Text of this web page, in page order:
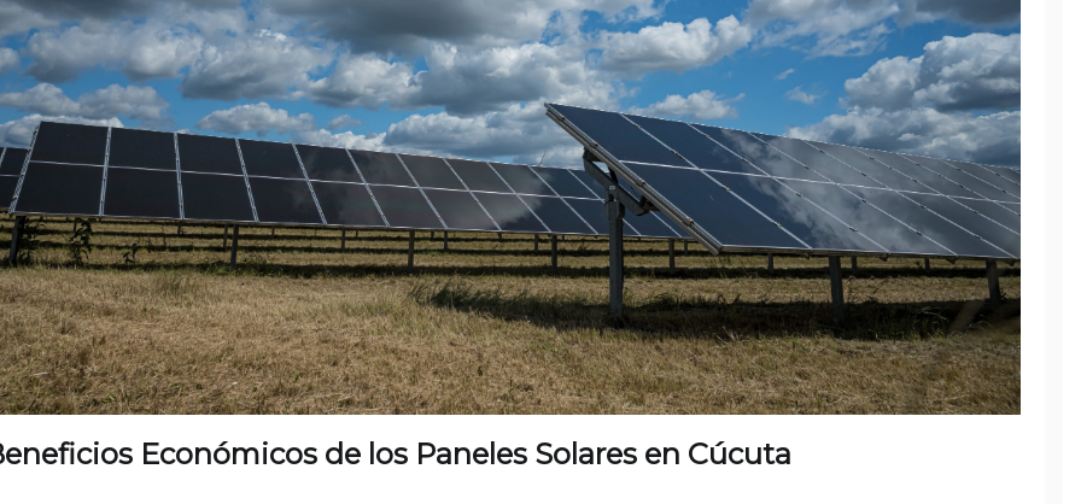
Económicos de los Paneles Solares en Cúcuta